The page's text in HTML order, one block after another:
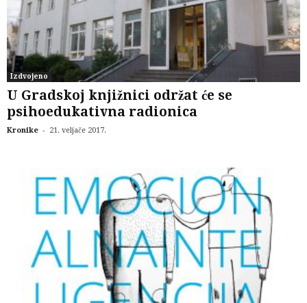
Izdvojeno
U Gradskoj knjižnici održat će se
psihoedukativna radionica
Kronike - 21. veljače 2017.